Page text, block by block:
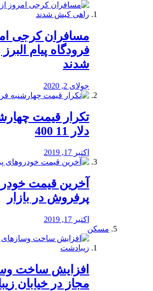
مسافران کرجی
فرودگاه پیام
شدند
جولای 2, 2020
تکرار قیمت
دلار 11 400
اکتبر 17, 2019
آخرین قیمت
پرفروش در بازار
اکتبر 17, 2019
مسکن
افزایش ساخت
مجاز در خیابان